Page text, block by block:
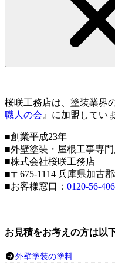
桜咲工務店は、塗装業界
職人の会 』に加盟してい
■創業平成23年
■外壁塗装・屋根工事専
■株式会社桜咲工務店
■〒675-1114 兵庫県加古
■お客様窓口： 0120-56-
お見積をお考えの方は以
外壁塗装の塗料